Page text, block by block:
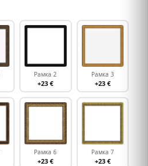
Рамка 2
+23 €
Рамка 3
+23 €
Рамка 6
+23 €
Рамка 7
+23 €